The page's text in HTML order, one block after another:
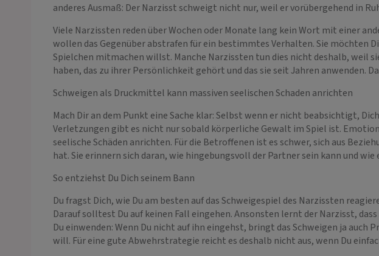
anderes Ausmaß: Der Narzisst schweigt nicht nur, weil er vorübergehend in
Viele Narzissten reden über Wochen oder Monate lang kein Wort mit einer
wollen das Gegenüber abstrafen für ein bestimmtes Verhalten. Sie möchten
Spielchen mitmachen willst. Manche Narzissten tun dies nicht deshalb, weil
haben, das zu ihrer Persönlichkeit gehört und das sie seit Jahren anwenden.
Schweigen als Druckmittel kann massiven seelischen Schaden anrichten
Mach Dir an dem Punkt eine Sache klar: Selbst wenn er nicht beabsichtigt,
Verletzungen gibt es nicht nur sobald körperliche Gewalt im Spiel ist.
seelische Schäden anrichten. Für die Betroffenen ist es schwer, sich aus
hat. Sie erinnern sich daran, wie hingebungsvoll der Partner sein kann und
So entziehst Du Dich seinem Bann
Du fragst Dich, wie Du am besten auf das Schweigespiel des Narzissten
Darauf solltest Du auf keinen Fall eingehen. Ansonsten lernt der Narzisst,
Du einwenden: Wenn Du nicht auf ihn eingehst, bringt das Schweigen ja auch
will. Für eine gute Abwehrstrategie reicht es deshalb nicht aus, wenn Du